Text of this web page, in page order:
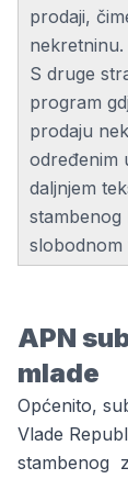
prodaji,
nekretninu.
S druge
program
prodaju
određenim
daljnjem
slobodnom
APN
mlade
Općenito,
Vlade
stambenog